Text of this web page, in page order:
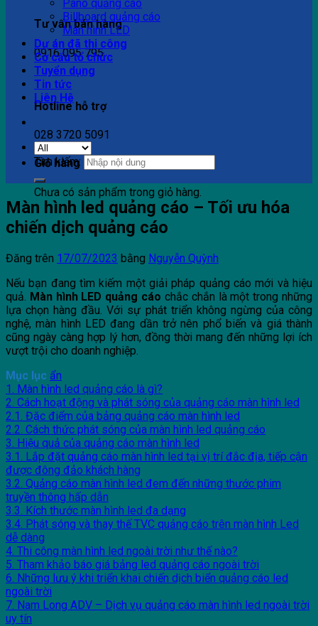
Tư vấn bán hàng
0916 095 795
Hotline hỗ trợ
028 3720 5091
Giỏ hàng
Chưa có sản phẩm trong giỏ hàng.
Pano quảng cáo
Billboard quảng cáo
Màn hình LED
Dự án đã thi công
Cơ cấu tổ chức
Tuyển dụng
Tin tức
Liên Hệ
Tìm kiếm:
Màn hình led quảng cáo – Tối ưu hóa
chiến dịch quảng cáo
Đăng trên 17/07/2023 bằng Nguyễn Quỳnh
Nếu bạn đang tìm kiếm một giải pháp quảng cáo mới và hiệu
quả. Màn hình LED quảng cáo chắc chắn là một trong những
lựa chọn hàng đầu. Với sự phát triển không ngừng của công
nghệ, màn hình LED đang dần trở nên phổ biến và giá thành
cũng ngày càng hợp lý hơn, đồng thời mang đến những lợi ích
vượt trội cho doanh nghiệp.
Mục lục ẩn
1. Màn hình led quảng cáo là gì?
2. Cách hoạt động và phát sóng của quảng cáo màn hình led
2.1. Đặc điểm của bảng quảng cáo màn hình led
2.2. Cách thức phát sóng của màn hình led quảng cáo
3. Hiệu quả của quảng cáo màn hình led
3.1. Lắp đặt quảng cáo màn hình led tại vị trí đắc địa, tiếp cận
được đông đảo khách hàng
3.2. Quảng cáo màn hình led đem đến những thước phim
truyền thông hấp dẫn
3.3. Kích thước màn hình led đa dạng
3.4. Phát sóng và thay thế TVC quảng cáo trên màn hình Led
dễ dàng
4. Thi công màn hình led ngoài trời như thế nào?
5. Tham khảo báo giá bảng led quảng cáo ngoài trời
6. Những lưu ý khi triển khai chiến dịch biển quảng cáo led
ngoài trời
7. Nam Long ADV – Dịch vụ quảng cáo màn hình led ngoài trời
uy tín